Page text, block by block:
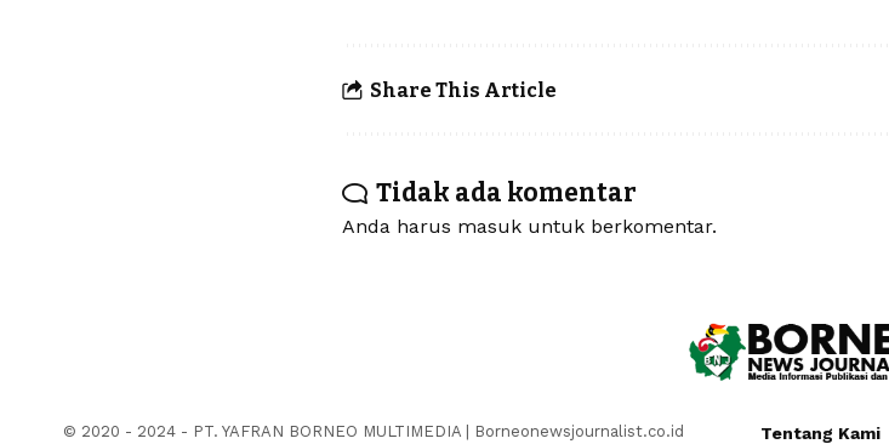
Share This Article
Tidak ada komentar
Anda harus masuk untuk berkomentar.
© 2020 - 2024 - PT. YAFRAN BORNEO MULTIMEDIA | Borneonewsjournalist.co.id Tentang Kami